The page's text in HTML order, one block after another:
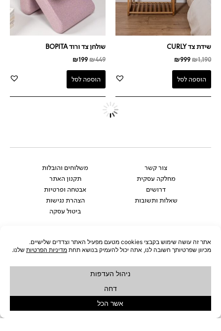
שידת צד CURLY
₪1,190
₪999
הוספה לסל
שולחן צד ורוד BOPITA
₪449
₪199
הוספה לסל
₪449
לעדכון שחוזר למלאי
₪949
לעדכון שחוזר למלאי